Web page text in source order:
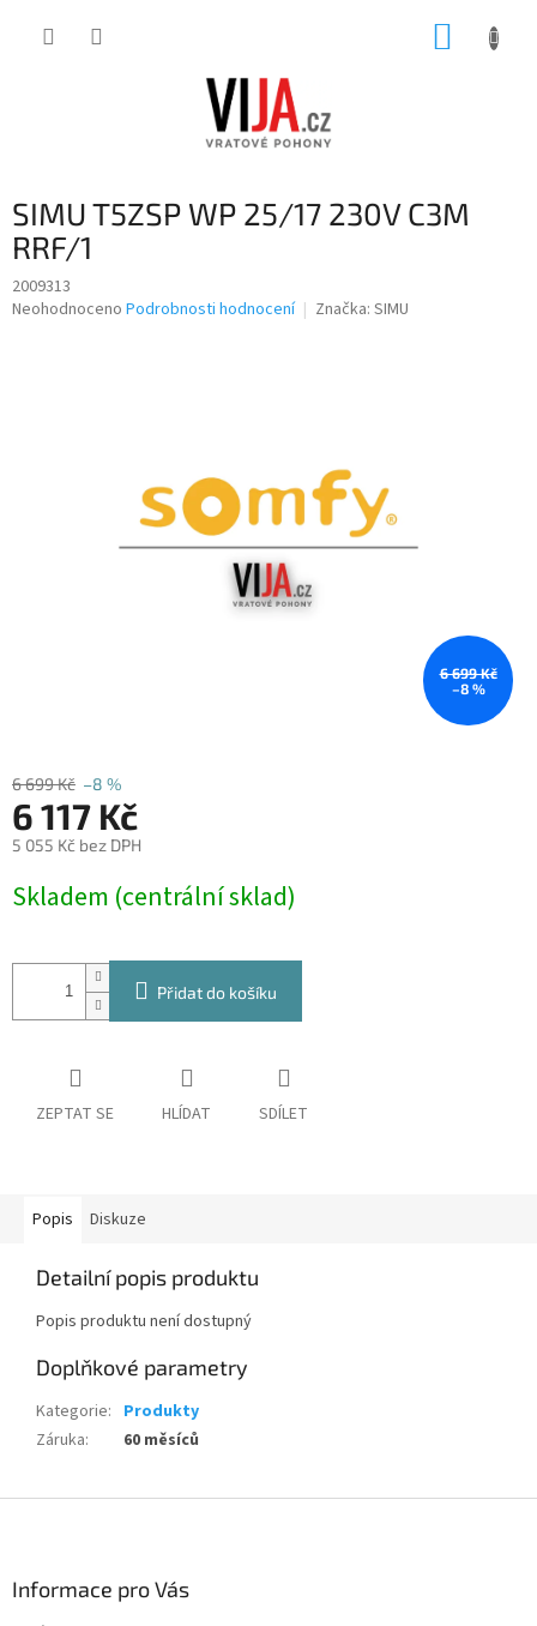
SIMU T5ZSP WP 25/17 230V C3M
RRF/1
2009313
Průměrné
Neohodnoceno Podrobnosti hodnocení Značka: SIMU
6 699 Kč
–8 %
6 699 Kč –8 %
6 117 Kč
5 055 Kč bez DPH
cena:
Skladem (centrální sklad)
Přidat do košíku
ZEPTAT SE HLÍDAT SDÍLET
Popis Diskuze
Detailní popis produktu
Popis produktu není dostupný
Doplňkové parametry
Kategorie: Produkty
Záruka: 60 měsíců
Informace pro Vás